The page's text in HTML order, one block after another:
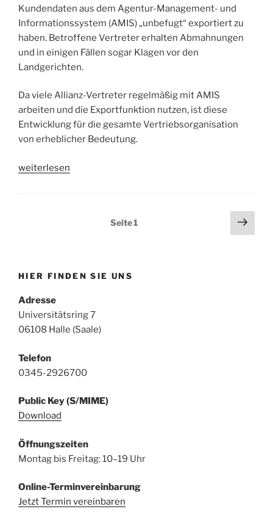
Kundendaten aus dem Agentur-Management- und
Informationssystem (AMIS) „unbefugt“ exportiert zu
haben. Betroffene Vertreter erhalten Abmahnungen
und in einigen Fällen sogar Klagen vor den
Landgerichten.
Da viele Allianz-Vertreter regelmäßig mit AMIS
arbeiten und die Exportfunktion nutzen, ist diese
Entwicklung für die gesamte Vertriebsorganisation
von erheblicher Bedeutung.
„Allianz
dahinter?“
weiterlesen
Seitennummerierung
Seite1
HIER FINDEN SIE UNS
Adresse
Universitätsring 7
06108 Halle (Saale)
Telefon
0345-2926700
Public Key (S/MIME)
Download
Öffnungszeiten
Montag bis Freitag: 10–19 Uhr
Online-Terminvereinbarung
Jetzt Termin vereinbaren